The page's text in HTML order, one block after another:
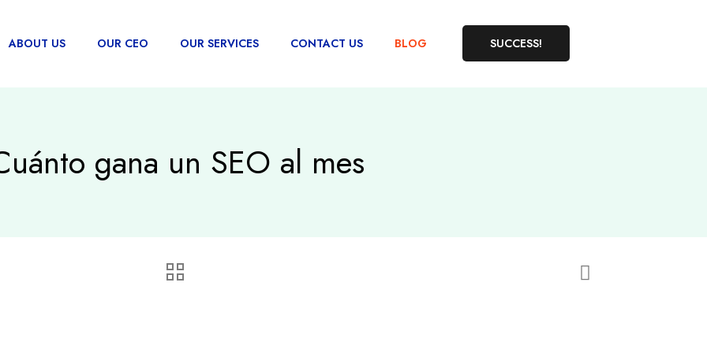
ABOUT US OUR CEO OUR SERVICES CONTACT US BLOG SUCCESS!
gana un SEO al mes